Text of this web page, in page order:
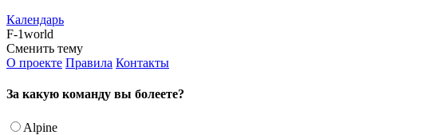
Календарь
F-1world
Сменить тему
О проекте Правила Контакты
За какую команду вы болеете?
Alpine